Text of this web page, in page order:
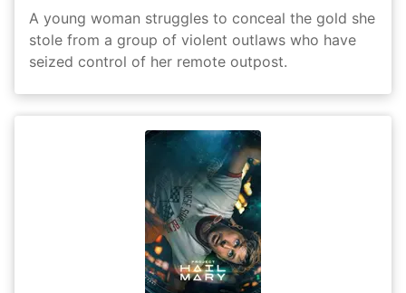
A young woman struggles to conceal the gold she
stole from a group of violent outlaws who have
seized control of her remote outpost.